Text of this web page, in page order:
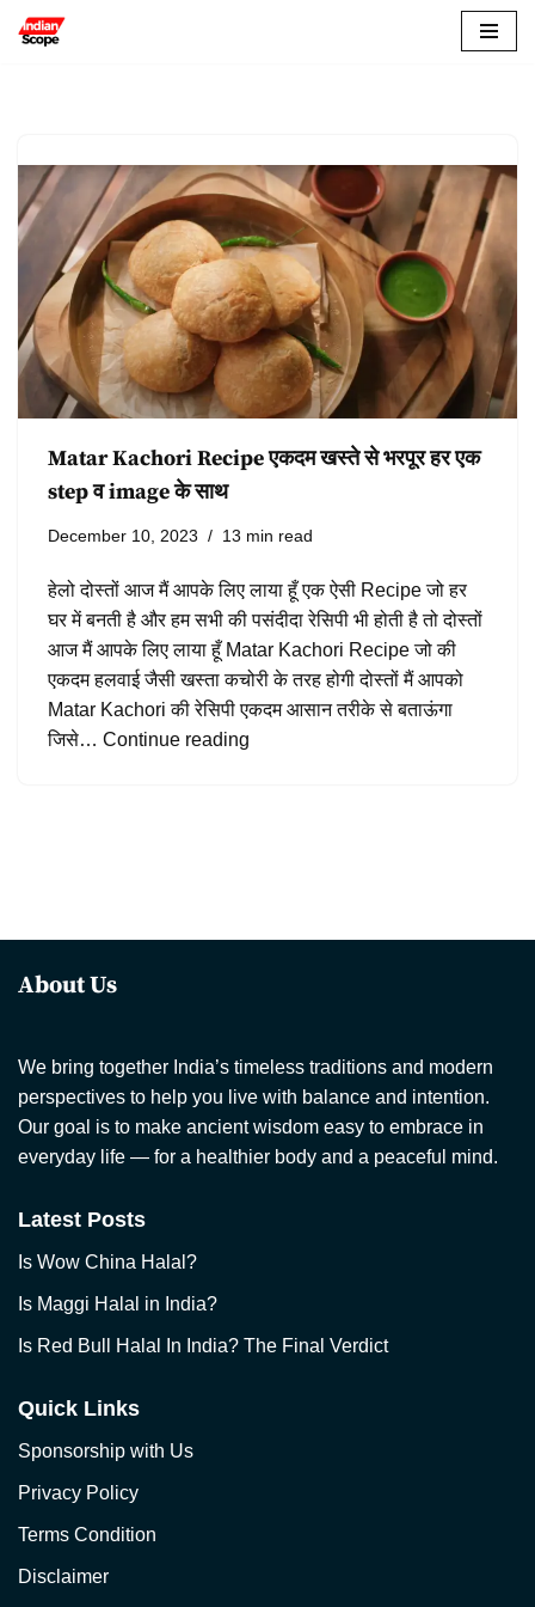
Matar Kachori Recipe एकदम खस्ते से भरपूर हर एक
step व image के साथ
December 10, 2023 13 min read
हेलो दोस्तों आज मैं आपके लिए लाया हूँ एक ऐसी Recipe जो हर
घर में बनती है और हम सभी की पसंदीदा रेसिपी भी होती है तो दोस्तों
आज मैं आपके लिए लाया हूँ Matar Kachori Recipe जो की
एकदम हलवाई जैसी खस्ता कचोरी के तरह होगी दोस्तों मैं आपको
Matar Kachori की रेसिपी एकदम आसान तरीके से बताऊंगा
जिसे… Continue reading
About Us
We bring together India’s timeless traditions and modern
perspectives to help you live with balance and intention.
Our goal is to make ancient wisdom easy to embrace in
everyday life — for a healthier body and a peaceful mind.
Latest Posts
Is Wow China Halal?
Is Maggi Halal in India?
Is Red Bull Halal In India? The Final Verdict
Quick Links
Sponsorship with Us
Privacy Policy
Terms Condition
Disclaimer